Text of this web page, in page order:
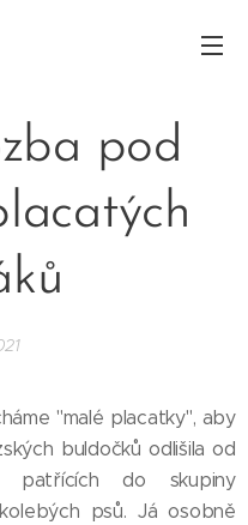
pod
"malé placatky", aby
buldočků odlišila od
patřících do skupiny
psů. Já osobně